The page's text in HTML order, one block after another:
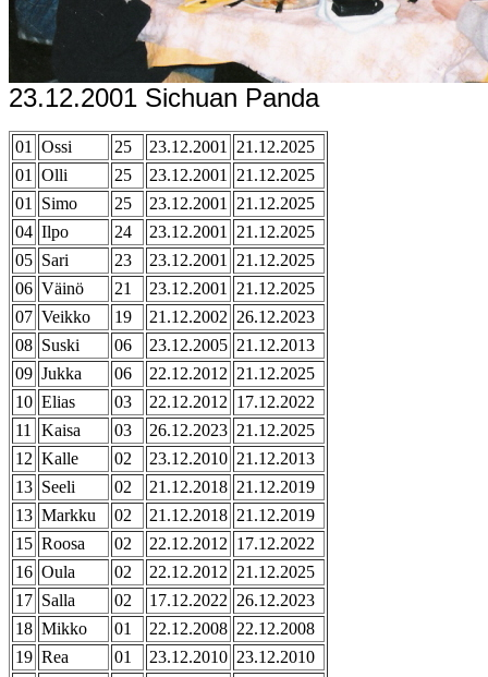
23.12.2001 Sichuan Panda
01 Ossi 25 23.12.2001
21.12.2025
01
Olli 25 23.12.2001
21.12.2025
01
Simo 25 23.12.2001
21.12.2025
04 Ilpo 24 23.12.2001
21.12.2025
05 Sari 23 23.12.2001
21.12.2025
06 Väinö 21 23.12.2001
21.12.2025
07 Veikko 19 21.12.2002 26.12.2023
08 Suski 06 23.12.2005 21.12.2013
09 Jukka 06 22.12.2012 21.12.2025
10 Elias 03 22.12.2012 17.12.2022
11
Kaisa 03 26.12.2023 21.12.2025
12 Kalle 02 23.12.2010 21.12.2013
13 Seeli 02 21.12.2018 21.12.2019
13 Markku 02 21.12.2018 21.12.2019
15 Roosa 02 22.12.2012 17.12.2022
16 Oula 02 22.12.2012 21.12.2025
17 Salla 02 17.12.2022 26.12.2023
18 Mikko 01 22.12.2008 22.12.2008
19 Rea 01 23.12.2010 23.12.2010